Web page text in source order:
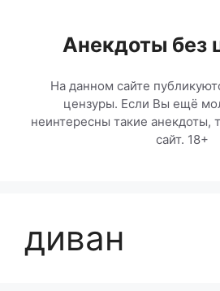
содержимомуАнекдоты без
На данном сайте
цензуры. Если Вы ещё
неинтересны такие анекдоты,
сайт. 18+
диван